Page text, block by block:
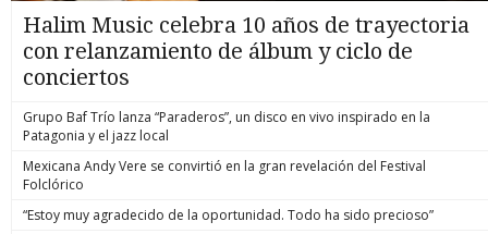
Halim Music celebra 10 años de trayectoria
con relanzamiento de álbum y ciclo de
conciertos
Grupo Baf Trío lanza “Paraderos”, un disco en vivo inspirado en la
Patagonia y el jazz local
Mexicana Andy Vere se convirtió en la gran revelación del Festival
Folclórico
“Estoy muy agradecido de la oportunidad. Todo ha sido precioso”